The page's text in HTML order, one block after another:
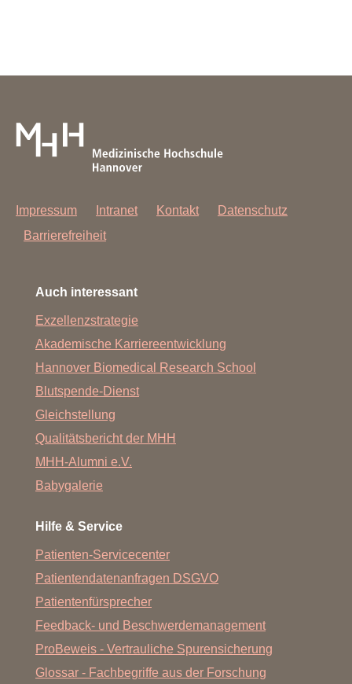
Impressum Intranet Kontakt
Datenschutz
Barrierefreiheit
Auch interessant
Exzellenzstrategie
Akademische Karriereentwicklung
Hannover Biomedical Research School
Blutspende-Dienst
Gleichstellung
Qualitätsbericht der MHH
MHH-Alumni e.V.
Babygalerie
Hilfe & Service
Patienten-Servicecenter
Patientendatenanfragen DSGVO
Patientenfürsprecher
Feedback- und Beschwerdemanagement
ProBeweis - Vertrauliche Spurensicherung
Glossar - Fachbegriffe aus der Forschung